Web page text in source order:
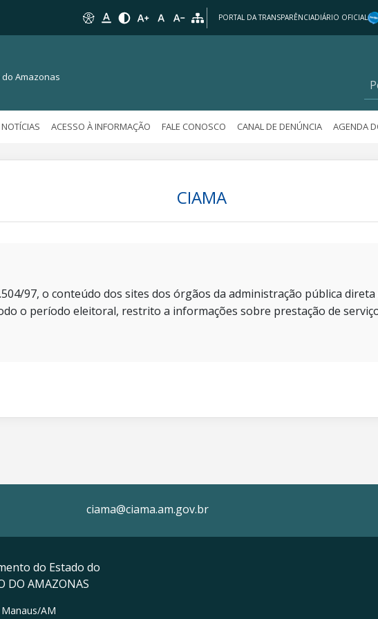
PORTAL DA TRANSPARÊNCIADIÁRIO OFICIAL
Amazonas
NOTÍCIAS ACESSO À INFORMAÇÃO FALE CONOSCO CANAL DE DENÚNCIA AGENDA
CIAMA
97, o conteúdo dos sites dos órgãos da administração pública
o período eleitoral, restrito a informações sobre prestação de
ciama@ciama.am.gov.br
do Estado do
DO AMAZONAS
Manaus/AM